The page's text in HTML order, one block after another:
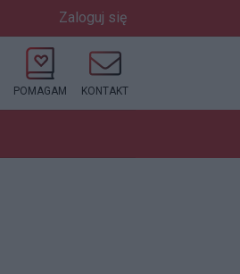
Zaloguj się
POMAGAM KONTAKT